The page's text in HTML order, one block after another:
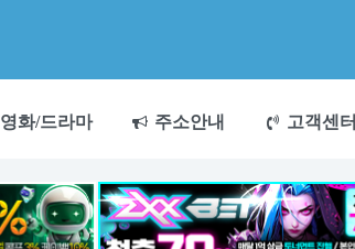
영화/드라마 주소안내 고객센터